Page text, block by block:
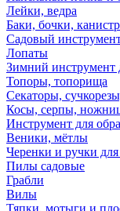
Лейки, ведра
Баки, бочки,
Садовый
Лопаты
Зимний инструмент
Топоры, топорища
Секаторы,
Косы, серпы,
Инструмент для
Веники, мётлы
Черенки и ручки
Пилы садовые
Грабли
Вилы
Тяпки, мотыги и